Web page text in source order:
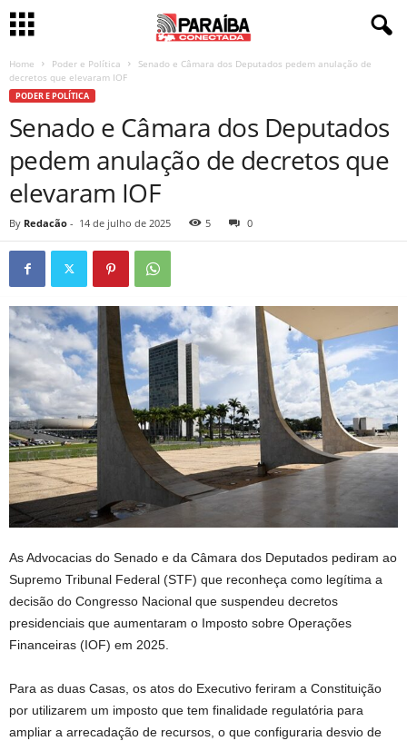
Home Poder e Política
Senado e Câmara dos Deputados pedem anulação de
decretos que elevaram IOF
PODER E POLÍTICA
Senado e Câmara dos Deputados
pedem anulação de decretos que
elevaram IOF
By Redacão - 14 de julho de 2025 5 0
As Advocacias do Senado e da Câmara dos Deputados pediram ao
Supremo Tribunal Federal (STF) que reconheça como legítima a
decisão do Congresso Nacional que suspendeu decretos
presidenciais que aumentaram o Imposto sobre Operações
Financeiras (IOF) em 2025.
Para as duas Casas, os atos do Executivo feriram a Constituição
por utilizarem um imposto que tem finalidade regulatória para
ampliar a arrecadação de recursos, o que configuraria desvio de